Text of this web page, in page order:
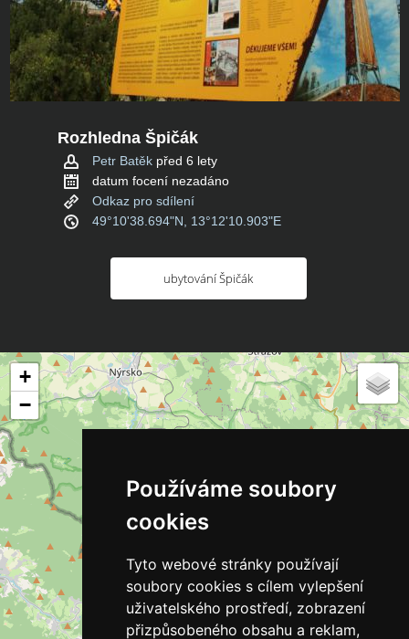
Používáme soubory
cookies
Tyto webové stránky používají
soubory cookies s cílem vylepšení
uživatelského prostředí, zobrazení
přizpůsobeného obsahu a reklam,
Rozhledna Špičák
Petr Batěk před 6 lety
datum focení nezadáno
Odkaz pro sdílení
49°10'38.694"N, 13°12'10.903"E
ubytování Špičák
+
−